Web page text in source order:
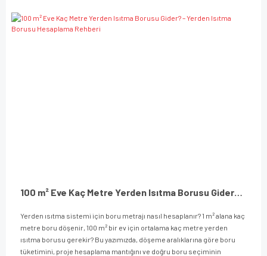
Yerden ısıtma sistemi için boru metrajı nasıl hesaplanır? 1 m² alana kaç
metre boru döşenir, 100 m² bir ev için ortalama kaç metre yerden
ısıtma borusu gerekir? Bu yazımızda, döşeme aralıklarına göre boru
tüketimini, proje hesaplama mantığını ve doğru boru seçiminin